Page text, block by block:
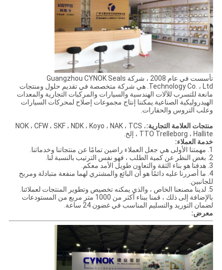
تأسست في عام 2008 ، شركة Guangzhou CYNOK Seals
Technology Co. ، Ltd. هي شركة متخصصة في تقديم حلول ومنتجات
مانعة للتسرب للآلات الهندسية والسيارات والمركبات التجارية والمعدات
الهيدروليكية الصناعية.يمكننا إنتاج مجموعات إصلاح لمحركات السيارات
وعلب التروس والحفارات.
منتجات العلامة التجارية:NOK ، CFW ، SKF ، NDK ، Koyo ، NAK ، TCS ،
TTO Trelleborg ، Hallite ، إلخ.
خدمة العملاء:
1. مهمتنا الأولى هي جعل العملاء راضين تمامًا عن منتجاتنا وخدماتنا.
2. بغض النظر عن كمية الطلب ، فهو نفس الترتيب بالنسبة لنا.
3. هدفنا هو بناء الثقة والتعاون طويل الأمد معكم.
4. ما أصررنا عليه دائمًا هو أن البائع والمشتري لهما منفعة متبادلة ومربح
للجانبين.
5. لدينا مصنعنا الخاص ، والذي يمكنه تخصيص وتطوير المنتجات لعملائنا.
بالإضافة إلى ذلك ، قمنا ببناء أكثر من 1000 متر مربع من المستودعات
لضمان التوريد والتسليم المناسب في غضون 24 ساعة.
معرض: